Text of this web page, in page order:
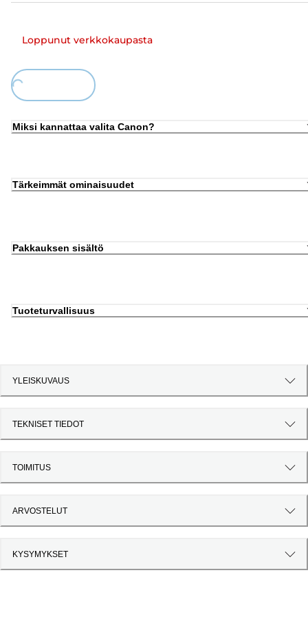
Loppunut verkkokaupasta
Loading...
Miksi kannattaa valita Canon?
Tärkeimmät ominaisuudet
Pakkauksen sisältö
Tuoteturvallisuus
YLEISKUVAUS
TEKNISET TIEDOT
TOIMITUS
ARVOSTELUT
KYSYMYKSET